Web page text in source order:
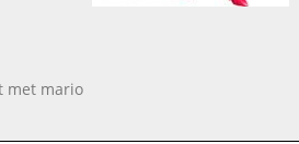
met mario